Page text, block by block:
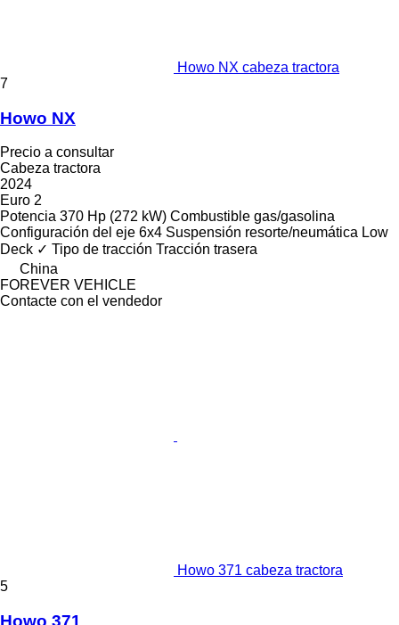
Howo NX cabeza tractora
7
Howo NX
Precio a consultar
Cabeza tractora
2024
Euro 2
Potencia 370 Hp (272 kW) Combustible gas/gasolina
Configuración del eje 6x4 Suspensión resorte/neumática Low
Deck ✓ Tipo de tracción Tracción trasera
China
FOREVER VEHICLE
Contacte con el vendedor
Howo 371 cabeza tractora
5
Howo 371